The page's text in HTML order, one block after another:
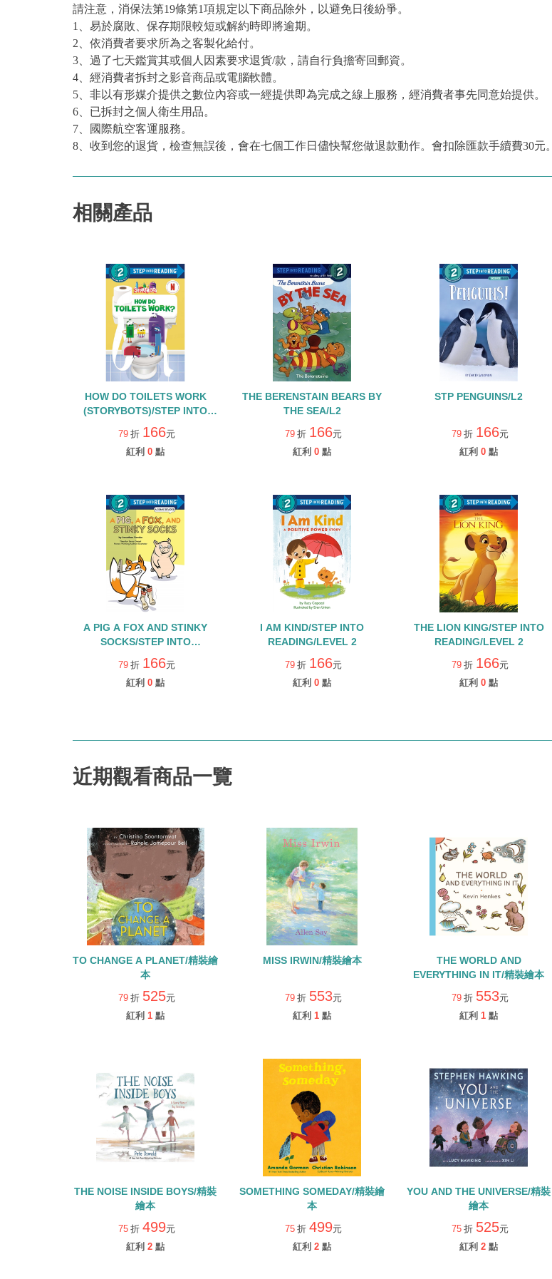
請注意，消保法第19條第1項規定以下商品除外，以避免日後紛爭。
1、易於腐敗、保存期限較短或解約時即將逾期。
2、依消費者要求所為之客製化給付。
3、過了七天鑑賞其或個人因素要求退貨/款，請自行負擔寄回郵資。
4、經消費者拆封之影音商品或電腦軟體。
5、非以有形媒介提供之數位內容或一經提供即為完成之線上服務，經消費者事先同意始提供。
6、已拆封之個人衛生用品。
7、國際航空客運服務。
8、收到您的退貨，檢查無誤後，會在七個工作日儘快幫您做退款動作。會扣除匯款手續費30元。
相關產品
HOW DO TOILETS WORK
(STORYBOTS)/STEP INTO
READING/L2
79 折 166元
紅利 0 點
THE BERENSTAIN BEARS BY
THE SEA/L2
79 折 166元
紅利 0 點
STP PENGUINS/L2
79 折 166元
紅利 0 點
A PIG A FOX AND STINKY
SOCKS/STEP INTO
READING/LEVEL 2
79 折 166元
紅利 0 點
I AM KIND/STEP INTO
READING/LEVEL 2
79 折 166元
紅利 0 點
THE LION KING/STEP INTO
READING/LEVEL 2
79 折 166元
紅利 0 點
近期觀看商品一覽
TO CHANGE A PLANET/精裝繪
本
79 折 525元
紅利 1 點
MISS IRWIN/精裝繪本
79 折 553元
紅利 1 點
THE WORLD AND
EVERYTHING IN IT/精裝繪本
79 折 553元
紅利 1 點
THE NOISE INSIDE BOYS/精裝
繪本
75 折 499元
紅利 2 點
SOMETHING SOMEDAY/精裝繪
本
75 折 499元
紅利 2 點
YOU AND THE UNIVERSE/精裝
繪本
75 折 525元
紅利 2 點